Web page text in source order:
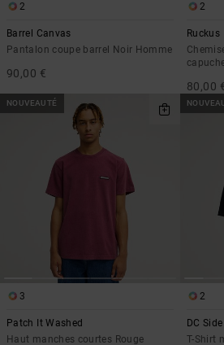
2
Barrel Canvas
Pantalon coupe barrel Noir Homme
90,00 €
2
Ruckus
80,00
NOUVEAUTÉ
3
Patch It Washed
Haut manches courtes Rouge
2
DC
T-Shirt